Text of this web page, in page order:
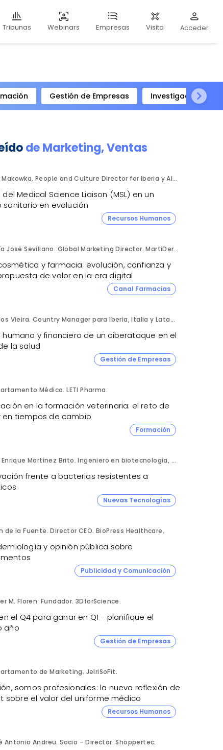
Tribunas Webinars Empresas Visita Acceder
Gestión de Empresas
Investigación
deMarketing,Ventas
Bea Makowka, People and Culture Director for Iberia y Alberto Municio, Talent Seach Solutions Lead for Iberia. Inizio Engage.
del Medical Science Liaison (MSL) en un
sanitario en evolución
Recursos Humanos
María José Sevillano. Global Marketing Director. MartiDerm.
y farmacia: evolución, confianza y
de valor en la era digital
Canal Farmacias
Carlos Vieira. Country Manager para Iberia, Italia y Latam. Hornetsecurity.
humano y financiero de un ciberataque en el
la salud
Gestión de Empresas
Médico. LETI Pharma.
en la formación veterinaria: el reto de
en tiempos de cambio
Formación
Luis Enrique Martínez Brito. Ingeniero en biotecnología, México.
frente a bacterias resistentes a
Nuevas Tecnologías
de la Fuente. Director CEO. BioPress Healthcare.
y opinión pública sobre
Publicidad y Comunicación
M. Floren. Fundador. 3DforScience.
el Q4 para ganar en Q1 - planifique el
año
Gestión de Empresas
de Marketing. JelriSoFit.
somos profesionales: la nueva reflexión de
sobre el valor del uniforme médico
Recursos Humanos
Antonio Andreu. Socio – Director. Shoppertec.